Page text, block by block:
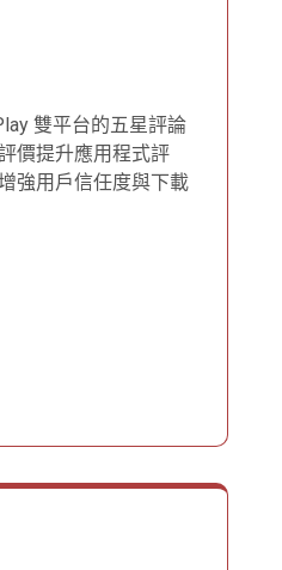
雙平台的五星評論
價提升應用程式評
強用戶信任度與下載